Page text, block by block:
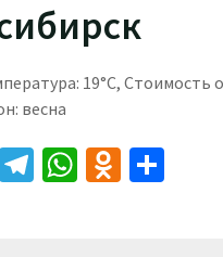
19°C, Стоимость
весна
ViberTelegram
WhatsApp